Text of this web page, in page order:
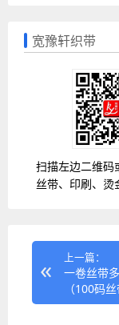
宽豫轩织带
扫描左边二维码
丝带、印刷、烫
上一篇：
一卷丝带
（100码丝